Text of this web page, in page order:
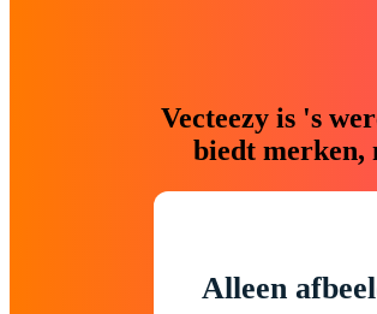
Vecteezy is 's
biedt merken,
Alleen